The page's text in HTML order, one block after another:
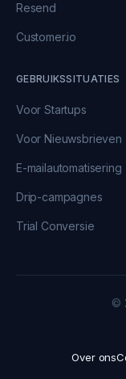
Resend
Customer.io
GEBRUIKSSITUATIES
Voor Startups
Voor Nieuwsbrieven
E-mailautomatisering
Drip-campagnes
Trial Conversie
©
Over ons